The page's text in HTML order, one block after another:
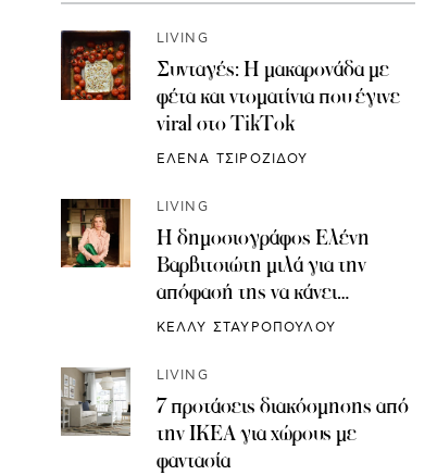
LIVING
Συνταγές: H μακαρονάδα με
φέτα και ντοματίνια που έγινε
viral στο TikTok
ΕΛΕΝΑ ΤΣΙΡΟΖΙΔΟΥ
LIVING
Η δημοσιογράφος Ελένη
Βαρβιτσιώτη μιλά για την
απόφασή της να κάνει
κρυοσυντήρηση ωαρίων
ΚΕΛΛΥ ΣΤΑΥΡΟΠΟΥΛΟΥ
LIVING
7 προτάσεις διακόσμησης από
την IKEA για χώρους με
φαντασία